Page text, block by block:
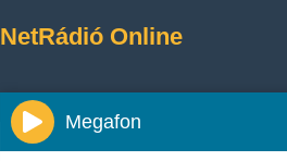
NetRádió Online
Megafon